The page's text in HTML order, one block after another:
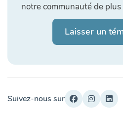
notre communauté de
Laisser un
Suivez-nous sur